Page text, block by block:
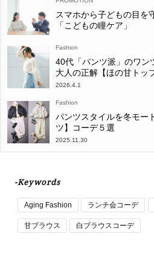
スマホから子どもの目を
「こどもの瞳ケア」
Fashion
40代「パンツ派」のワン
大人の正解【ほの甘トッ
2026.4.1
Fashion
パンツスタイルを冬モー
ツ】コーデ５選
2025.11.30
-Keywords
Aging Fashion ランチ会コーデ
甘ブラウス 白ブラウスコーデ